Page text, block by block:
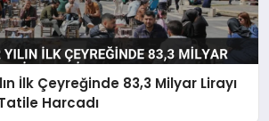
İlk Çeyreğinde 83,3 Milyar Lirayı
Harcadı